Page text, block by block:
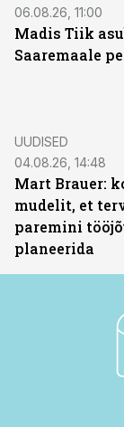
06.08.26, 11:00
Madis Tiik
Saaremaale
UUDISED
04.08.26, 14:48
Mart Brauer:
mudelit, et
paremini
planeerida